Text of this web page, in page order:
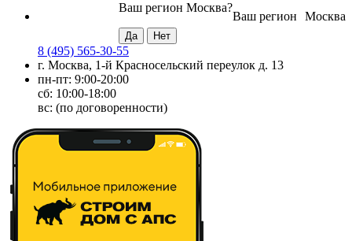
Москва
Ваш регион
Ваш регион Москва?
8 (495) 565-30-55
г. Москва, 1-й Красносельский переулок д. 13
пн-пт: 9:00-20:00
сб: 10:00-18:00
вс: (по договоренности)